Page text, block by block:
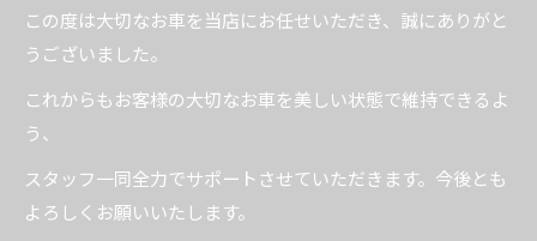
この度は大切なお車を当店にお任せいただき、誠にありがと
うございました。
これからもお客様の大切なお車を美しい状態で維持できるよ
う、
スタッフ一同全力でサポートさせていただきます。今後とも
よろしくお願いいたします。